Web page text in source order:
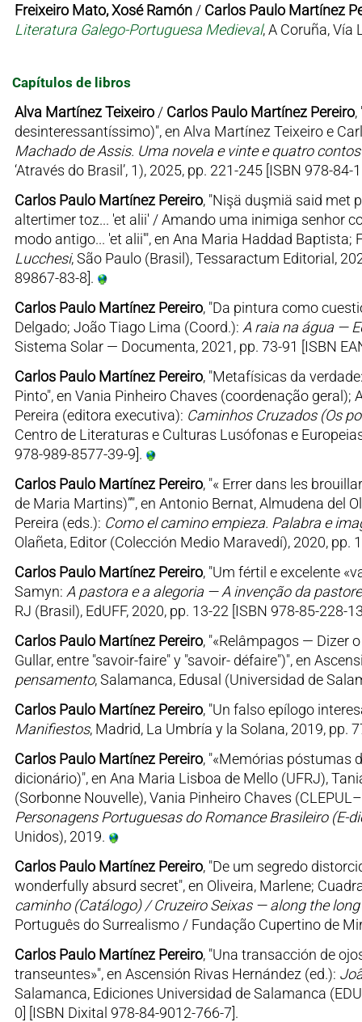
Freixeiro Mato, Xosé Ramón/ Carlos Paulo Martínez
Literatura Galego-Portuguesa Medieval, A Coruña, Vía
Capítulos de libros
Alva Martínez Teixeiro/ Carlos Paulo Martínez Pereiro,
desinteressantíssimo)", en Alva Martínez Teixeiro e
Machado de Assis. Uma novela e vinte e quatro
‘Através do Brasil’, 1), 2025, pp. 221-245 [ISBN 978-
Carlos Paulo Martínez Pereiro, "Nişä duşmiä said met
altertimer toz... 'et alii' / Amando uma inimiga senhor
modo antigo... 'et alii'", en Ana Maria Haddad Baptista;
Lucchesi, São Paulo (Brasil), Tessaractum Editorial,
89867-83-8].
Carlos Paulo Martínez Pereiro, "Da pintura como
Delgado; João Tiago Lima (Coord.): A raia na água —
Sistema Solar — Documenta, 2021, pp. 73-91 [ISBN
Carlos Paulo Martínez Pereiro, "Metafísicas da
Pinto", en Vania Pinheiro Chaves (coordenação
Pereira (editora executiva): Caminhos Cruzados (Os
Centro de Literaturas e Culturas Lusófonas e
978-989-8577-39-9].
Carlos Paulo Martínez Pereiro, "« Errer dans les
de Maria Martins)”", en Antonio Bernat, Almudena del
Pereira (eds.): Como el camino empieza. Palabra e
Olañeta, Editor (Colección Medio Maravedí), 2020, pp.
Carlos Paulo Martínez Pereiro, "Um fértil e excelente
Samyn: A pastora e a alegoria — A invenção da
RJ (Brasil), EdUFF, 2020, pp. 13-22 [ISBN 978-85-228-
Carlos Paulo Martínez Pereiro, "«Relâmpagos — Dizer
Gullar, entre "savoir-faire" y "savoir- défaire")", en
pensamento, Salamanca, Edusal (Universidad de
Carlos Paulo Martínez Pereiro, "Un falso epílogo
Manifiestos, Madrid, La Umbría y la Solana, 2019, pp.
Carlos Paulo Martínez Pereiro, "«Memórias póstumas
dicionário)", en Ana Maria Lisboa de Mello (UFRJ),
(Sorbonne Nouvelle), Vania Pinheiro Chaves
Personagens Portuguesas do Romance Brasileiro (E-
Unidos), 2019.
Carlos Paulo Martínez Pereiro, "De um segredo
wonderfully absurd secret", en Oliveira, Marlene;
caminho (Catálogo) / Cruzeiro Seixas — along the
Português do Surrealismo / Fundação Cupertino de
Carlos Paulo Martínez Pereiro, "Una transacción de
transeuntes»", en Ascensión Rivas Hernández (ed.):
Salamanca, Ediciones Universidad de Salamanca
0] [ISBN Dixital 978-84-9012-766-7].